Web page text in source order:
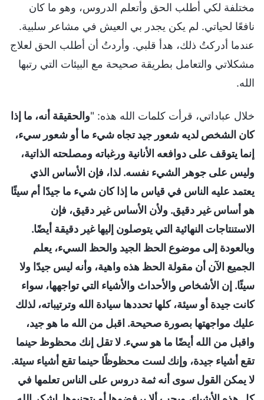
مختلفة لكي أطلب الحق وأتعلم الدروس، وهو ما كان
نافعًا لحياتي. لم يكن يجدر بي العيش في مشاعر سلبية.
عندما أدركتُ ذلك، هدأ قلبي. وأردتُ أن أطلب الحق لعلاج
مشكلاتي والتعامل بطريقة صحيحة مع البيئات التي رتبها
الله.
خلال عباداتي، قرأت كلمات الله هذه: "والحقيقة أنه، ما إذا
كان الشخص لديه شعور جيد تجاه شيء ما أو شعور سيء،
إنما يتوقف على دوافعه الأنانية ورغباته ومصلحته الذاتية،
وليس على جوهر الشيء نفسه. لذا، فإن الأساس الذي
يعتمد عليه الناس في قياس ما إذا كان شيء ما جيدًا أم سيئًا
هو أساس غير دقيق. ولأن الأساس غير دقيق، فإن
الاستنتاجات النهائية التي يتوصلون إليها غير دقيقة أيضًا.
وبالعودة إلى موضوع الحظ الجيد والحظ السيء، يعلم
الجميع الآن أن مقولة الحظ هذه واهية، وأنه ليس جيدًا ولا
سيئًا. إن الأشخاص والأحداث والأشياء التي تواجهها، سواء
كانت جيدة أو سيئة، كلها تحددها سيادة الله وترتيباته، لذلك
عليك مواجهتها بصورة صحيحة. اقبل من الله ما هو جيد،
واقبل من الله أيضًا ما هو سيء. لا تقل إنك محظوظ حينما
تقع أشياء جيدة، وإنك لست محظوظًا حينما تقع أشياء سيئة.
لا يمكن القول سوى أنه ثمة دروس على الناس تعلمها في